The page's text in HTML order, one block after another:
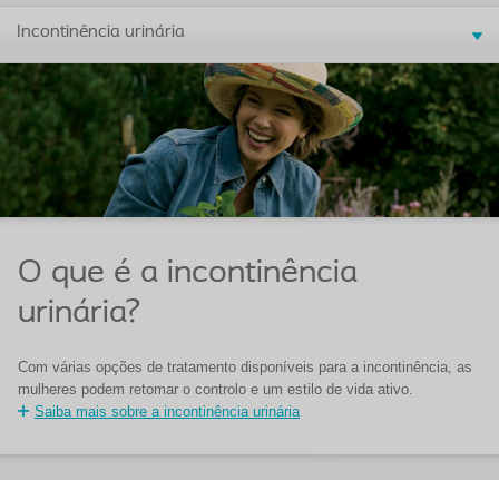
Incontinência urinária
O que é a incontinência
urinária?
Com várias opções de tratamento disponíveis para a incontinência, as
mulheres podem retomar o controlo e um estilo de vida ativo.
Saiba mais sobre a incontinência urinária